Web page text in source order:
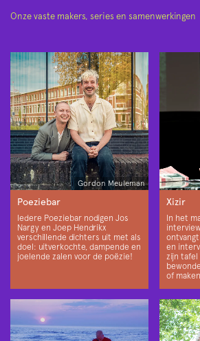
Onze vaste makers, series en samenwerkingen
Gordon Meuleman
Poeziebar
Iedere Poeziebar nodigen Jos
Nargy en Joep Hendrikx
verschillende dichters uit met als
doel: uitverkochte, dampende en
joelende zalen voor de poëzie!
Xizir
In het
en
zijn tafel
of maken.